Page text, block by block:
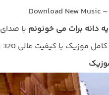
Download New Music –
دانه برات می خونونم با صدای
موزیک با کیفیت عالی 320 در